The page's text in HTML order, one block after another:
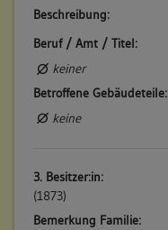
Beschreibung:
Beruf / Amt / Titel:
keiner
Betroffene Gebäudeteile:
keine
3. Besitzer:in:
(1873)
Bemerkung Familie: